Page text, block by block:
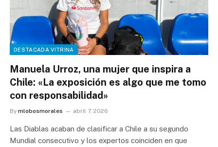
DESTACADA VITRINA
Manuela Urroz, una mujer que inspira a
Chile: «La exposición es algo que me tomo
con responsabilidad»
By mlobosmorales abril 7, 2026
Las Diablas acaban de clasificar a Chile a su segundo
Mundial consecutivo y los expertos coinciden en que